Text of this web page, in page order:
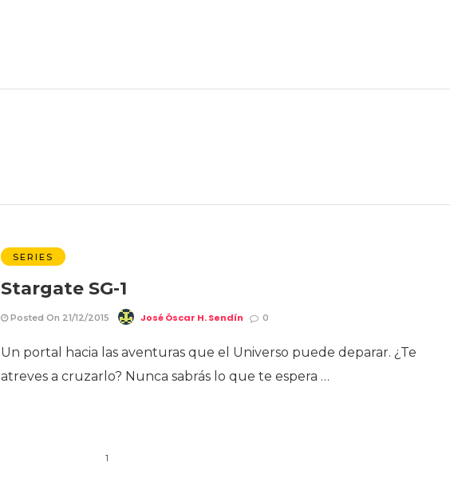
SERIES
Stargate SG-1
Posted On 21/12/2015 José Óscar H. Sendín 0
Un portal hacia las aventuras que el Universo puede deparar. ¿Te
atreves a cruzarlo? Nunca sabrás lo que te espera …
1